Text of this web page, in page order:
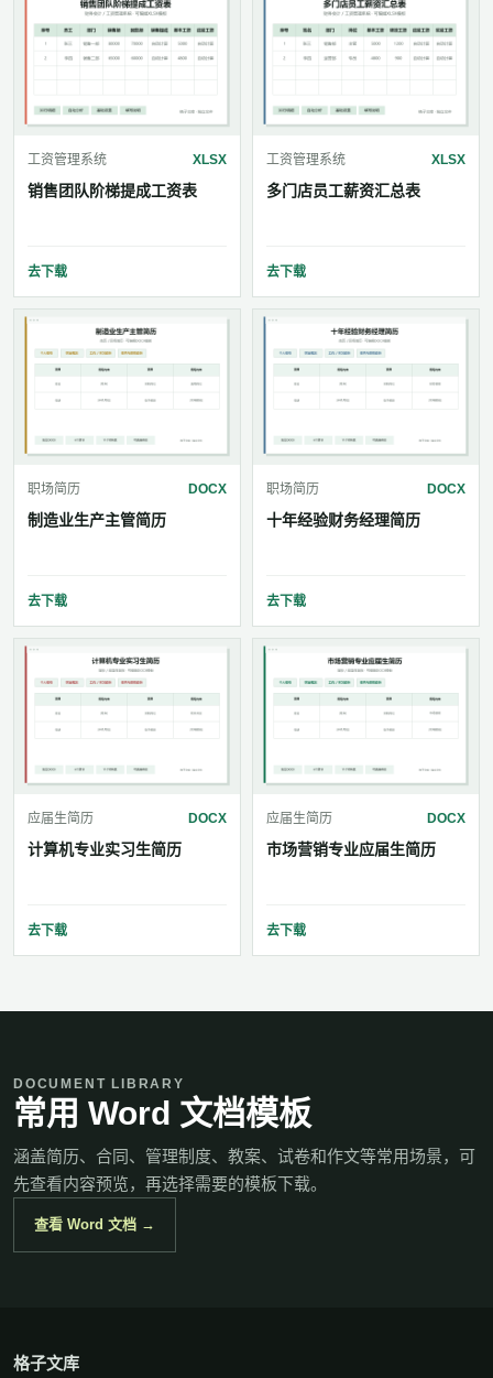
工资管理系统 XLSX
销售团队阶梯提成工资表
去下载
工资管理系统 XLSX
多门店员工薪资汇总表
去下载
职场简历 DOCX
制造业生产主管简历
去下载
职场简历 DOCX
十年经验财务经理简历
去下载
应届生简历 DOCX
计算机专业实习生简历
去下载
应届生简历 DOCX
市场营销专业应届生简历
去下载
DOCUMENT LIBRARY
常用 Word 文档模板
涵盖简历、合同、管理制度、教案、试卷和作文等常用场景，可
先查看内容预览，再选择需要的模板下载。
查看 Word 文档 →
格子文库